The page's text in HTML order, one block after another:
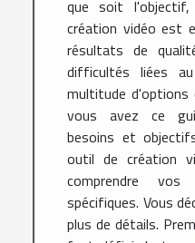
que soit
création vidéo est
résultats de
difficultés liées
multitude d'options
vous avez ce
besoins et
outil de création
comprendre
spécifiques. Vous
plus de détails.